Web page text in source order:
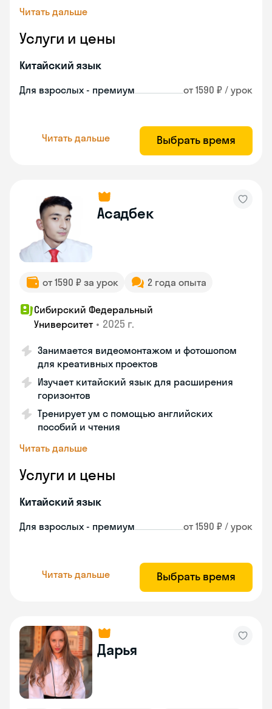
Читать дальше
Услуги и цены
Китайский язык
Для взрослых - премиум от 1590 ₽ / урок
Читать дальше Выбрать время
Асадбек
от 1590 ₽ за урок 2 года опыта
Сибирский Федеральный
Университет • 2025 г.
Занимается видеомонтажом и фотошопом
для креативных проектов
Изучает китайский язык для расширения
горизонтов
Тренирует ум с помощью английских
пособий и чтения
Читать дальше
Услуги и цены
Китайский язык
Для взрослых - премиум от 1590 ₽ / урок
Читать дальше Выбрать время
Дарья